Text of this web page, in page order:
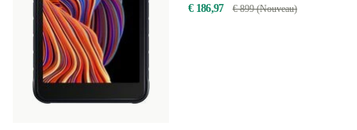
€ 186,97 € 899 (Nouveau)